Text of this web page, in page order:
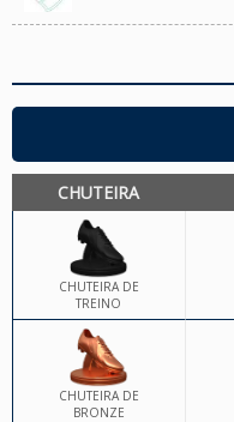
CHUTEIRA
CHUTEIRA DE
TREINO
CHUTEIRA DE
BRONZE